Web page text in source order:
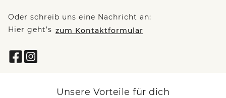
Oder schreib uns eine Nachricht an:
Hier geht’s zum Kontaktformular
Unsere Vorteile für dich